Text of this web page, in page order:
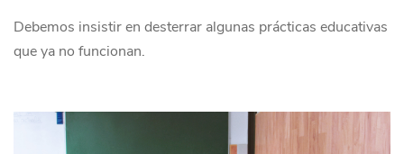
Debemos insistir en desterrar algunas prácticas educativas
que ya no funcionan.